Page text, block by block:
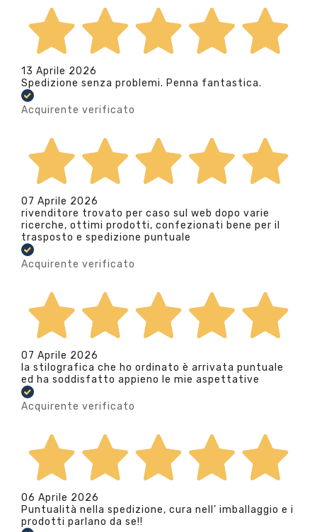
13 Aprile 2026
Spedizione senza problemi. Penna fantastica.
Acquirente verificato
07 Aprile 2026
rivenditore trovato per caso sul web dopo varie
ricerche, ottimi prodotti, confezionati bene per il
trasposto e spedizione puntuale
Acquirente verificato
07 Aprile 2026
la stilografica che ho ordinato è arrivata puntuale
ed ha soddisfatto appieno le mie aspettative
Acquirente verificato
06 Aprile 2026
Puntualità nella spedizione, cura nell’ imballaggio e i
prodotti parlano da se!!